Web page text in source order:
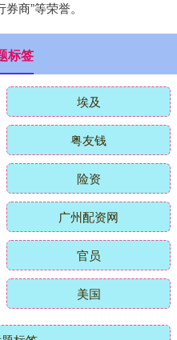
商”等荣誉。
标签
埃及
粤友钱
险资
广州配资网
官员
美国